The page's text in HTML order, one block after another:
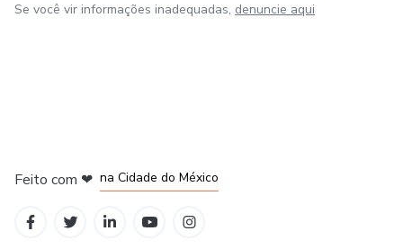
Se você vir informações inadequadas, denuncie aqui
Feito com ❤ na Cidade do México